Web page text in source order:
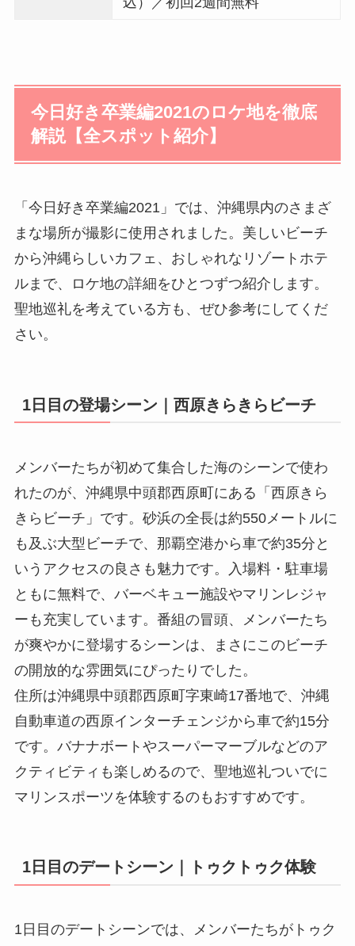
今日好き卒業編2021のロケ地を徹底
解説【全スポット紹介】
「今日好き卒業編2021」では、沖縄県内のさまざ
まな場所が撮影に使用されました。美しいビーチ
から沖縄らしいカフェ、おしゃれなリゾートホテ
ルまで、ロケ地の詳細をひとつずつ紹介します。
聖地巡礼を考えている方も、ぜひ参考にしてくだ
さい。
1日目の登場シーン｜西原きらきらビーチ
メンバーたちが初めて集合した海のシーンで使わ
れたのが、沖縄県中頭郡西原町にある「西原きら
きらビーチ」です。砂浜の全長は約550メートルに
も及ぶ大型ビーチで、那覇空港から車で約35分と
いうアクセスの良さも魅力です。入場料・駐車場
ともに無料で、バーベキュー施設やマリンレジャ
ーも充実しています。番組の冒頭、メンバーたち
が爽やかに登場するシーンは、まさにこのビーチ
の開放的な雰囲気にぴったりでした。
住所は沖縄県中頭郡西原町字東崎17番地で、沖縄
自動車道の西原インターチェンジから車で約15分
です。バナナボートやスーパーマーブルなどのア
クティビティも楽しめるので、聖地巡礼ついでに
マリンスポーツを体験するのもおすすめです。
1日目のデートシーン｜トゥクトゥク体験
1日目のデートシーンでは、メンバーたちがトゥク